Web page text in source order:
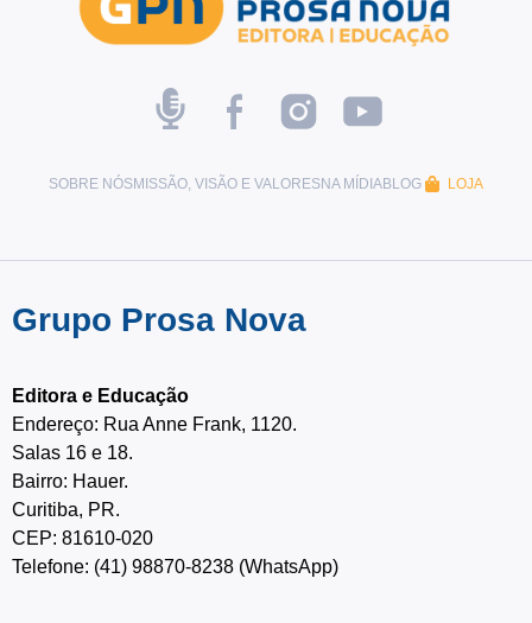
SOBRE NÓSMISSÃO, VISÃO E VALORESNA MÍDIABLOG LOJA
Grupo Prosa Nova
Editora e Educação
Endereço: Rua Anne Frank, 1120.
Salas 16 e 18.
Bairro: Hauer.
Curitiba, PR.
CEP: 81610-020
Telefone: (41) 98870-8238 (WhatsApp)